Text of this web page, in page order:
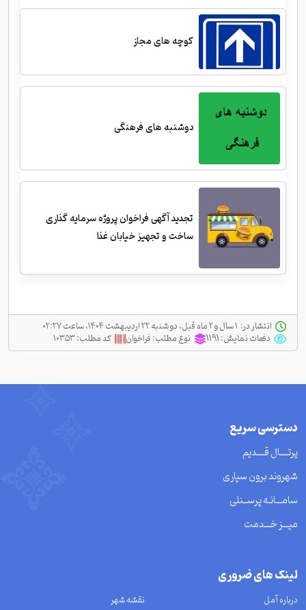
کوچه های مجاز
دوشنبه های فرهنگی
تجدید آگهی فراخوان پروژه سرمایه گذاری
ساخت و تجهیز خیابان غذا
انتشار در:
دفعات نمایش:1191 نوع مطلب:فراخوان کد مطلب:۱۰۳۵۳
دسترسی سریع
پرتــــال قــــدیم
شهروند برون سپاری
سامـــانـه پرســنلی
میـــز خـــدمت
لینک های ضروری
درباره آمل
نقشه شهر